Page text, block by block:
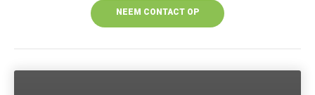
NEEM CONTACT OP